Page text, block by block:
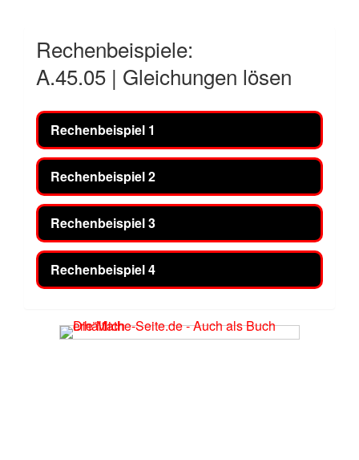
Rechenbeispiele:
A.45.05 | Gleichungen lösen
Rechenbeispiel 1
Rechenbeispiel 2
Rechenbeispiel 3
Rechenbeispiel 4